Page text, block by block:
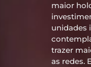
maior
unidades
trazer
as redes.